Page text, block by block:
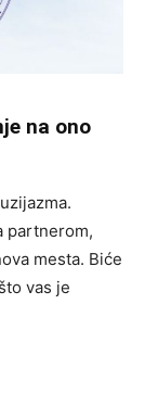
na ono
partnerom,
mesta. Biće
vas je